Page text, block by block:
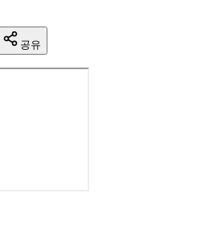
공유